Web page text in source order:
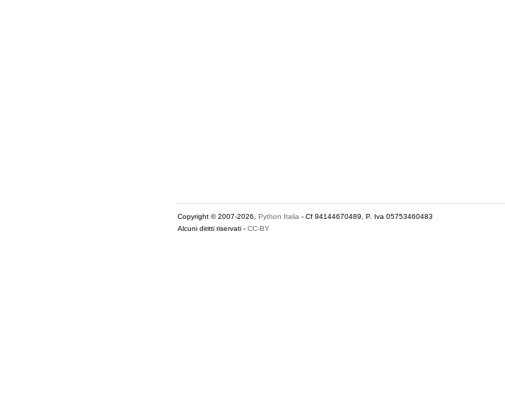
Copyright © 2007-2026, Python Italia - Cf 94144670489, P. Iva 05753460483
Alcuni diritti riservati - CC-BY